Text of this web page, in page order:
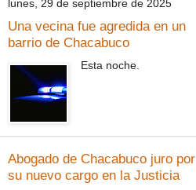
lunes, 29 de septiembre de 2025
Una vecina fue agredida en un
barrio de Chacabuco
Esta noche.
Abogado de Chacabuco juro por
su nuevo cargo en la Justicia